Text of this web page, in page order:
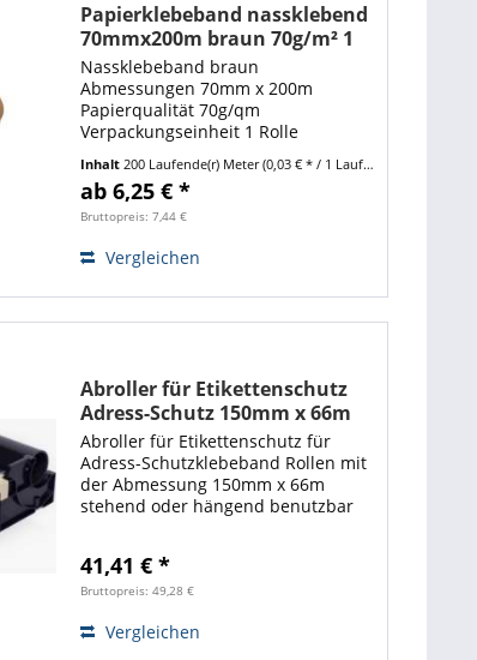
Papierklebeband nassklebend
70mmx200m braun 70g/m² 1
Rolle
Nassklebeband braun
Abmessungen 70mm x 200m
Papierqualität 70g/qm
Verpackungseinheit 1 Rolle
vorheriger Befeuchtung)
Nassklebeband ist eine der
effektivsten Methoden Kartons und
Inhalt 200 Laufende(r) Meter(0,03 € * / 1 Laufende(r) Meter)
ab 6,25 € *
Bruttopreis: 7,44 €
Vergleichen
Abroller für Etikettenschutz
Adress-Schutz 150mm x 66m
Abroller für Etikettenschutz für
Adress-Schutzklebeband Rollen mit
der Abmessung 150mm x 66m
stehend oder hängend benutzbar
von Etiketten gegen Schmutz,
Feuchtigkeit oder...
41,41 € *
Bruttopreis: 49,28 €
Vergleichen